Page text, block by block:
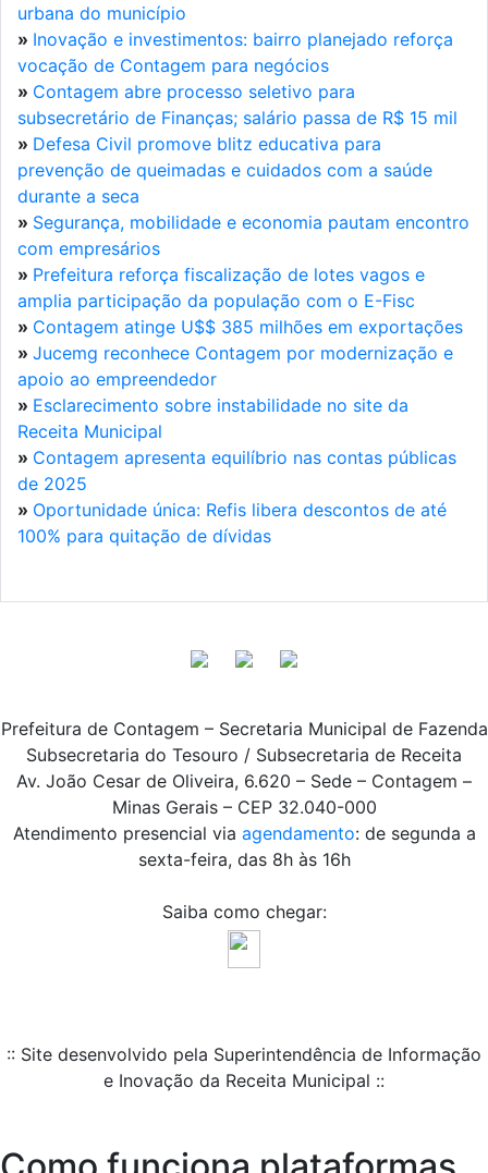
urbana do município
» Inovação e investimentos: bairro planejado reforça
vocação de Contagem para negócios
» Contagem abre processo seletivo para
subsecretário de Finanças; salário passa de R$ 15 mil
» Defesa Civil promove blitz educativa para
prevenção de queimadas e cuidados com a saúde
durante a seca
» Segurança, mobilidade e economia pautam encontro
com empresários
» Prefeitura reforça fiscalização de lotes vagos e
amplia participação da população com o E-Fisc
» Contagem atinge U$$ 385 milhões em exportações
» Jucemg reconhece Contagem por modernização e
apoio ao empreendedor
» Esclarecimento sobre instabilidade no site da
Receita Municipal
» Contagem apresenta equilíbrio nas contas públicas
de 2025
» Oportunidade única: Refis libera descontos de até
100% para quitação de dívidas
Prefeitura de Contagem – Secretaria Municipal de Fazenda
Subsecretaria do Tesouro / Subsecretaria de Receita
Av. João Cesar de Oliveira, 6.620 – Sede – Contagem –
Minas Gerais – CEP 32.040-000
Atendimento presencial via agendamento: de segunda a
sexta-feira, das 8h às 16h
Saiba como chegar:
:: Site desenvolvido pela Superintendência de Informação
e Inovação da Receita Municipal ::